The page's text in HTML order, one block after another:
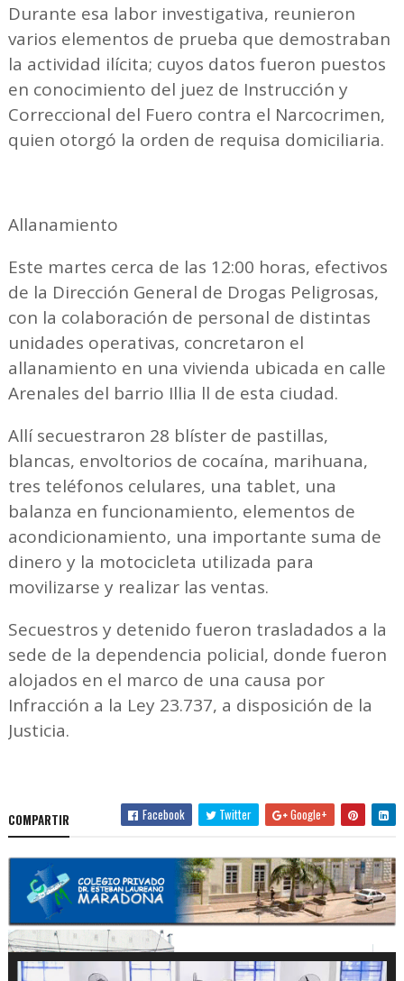
Durante esa labor investigativa, reunieron
varios elementos de prueba que demostraban
la actividad ilícita; cuyos datos fueron puestos
en conocimiento del juez de Instrucción y
Correccional del Fuero contra el Narcocrimen,
quien otorgó la orden de requisa domiciliaria.
Allanamiento
Este martes cerca de las 12:00 horas, efectivos
de la Dirección General de Drogas Peligrosas,
con la colaboración de personal de distintas
unidades operativas, concretaron el
allanamiento en una vivienda ubicada en calle
Arenales del barrio Illia ll de esta ciudad.
Allí secuestraron 28 blíster de pastillas,
blancas, envoltorios de cocaína, marihuana,
tres teléfonos celulares, una tablet, una
balanza en funcionamiento, elementos de
acondicionamiento, una importante suma de
dinero y la motocicleta utilizada para
movilizarse y realizar las ventas.
Secuestros y detenido fueron trasladados a la
sede de la dependencia policial, donde fueron
alojados en el marco de una causa por
Infracción a la Ley 23.737, a disposición de la
Justicia.
COMPARTIR Facebook Twitter Google+